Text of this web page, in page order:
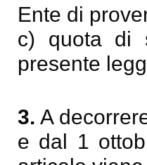
Ente di
c) quota di
presente
3. A
e dal 1